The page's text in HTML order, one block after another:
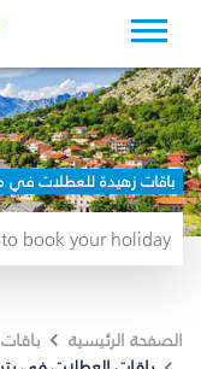
باقات زهيدة للعطلات في
الصفحة الرئيسية